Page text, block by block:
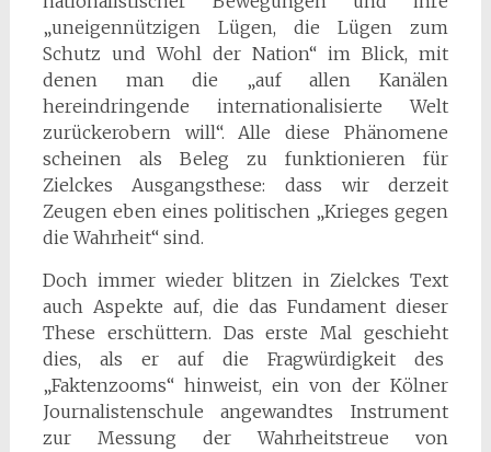
„uneigennützigen Lügen, die Lügen zum
Schutz und Wohl der Nation“ im Blick, mit
denen man die „auf allen Kanälen
hereindringende internationalisierte Welt
zurückerobern will“. Alle diese Phänomene
scheinen als Beleg zu funktionieren für
Zielckes Ausgangsthese: dass wir derzeit
Zeugen eben eines politischen „Krieges gegen
die Wahrheit“ sind.
Doch immer wieder blitzen in Zielckes Text
auch Aspekte auf, die das Fundament dieser
These erschüttern. Das erste Mal geschieht
dies, als er auf die Fragwürdigkeit des
„Faktenzooms“ hinweist, ein von der Kölner
Journalistenschule angewandtes Instrument
zur Messung der Wahrheitstreue von